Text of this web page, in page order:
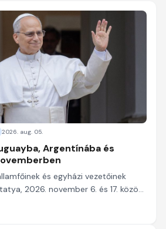
2026. aug. 05.
Argentínába és
és egyházi vezetőinek
2026. november 6. és 17. között
Uruguayba, Argentín...